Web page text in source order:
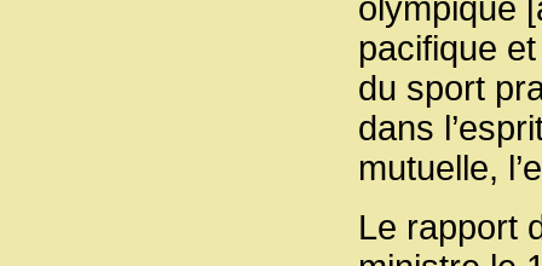
olympique
pacifique
du sport
dans
mutuelle,
Le rapport